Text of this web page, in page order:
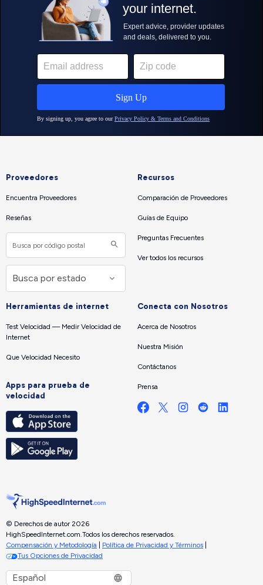
Proveedores
Encuentra Proveedores
Reseñas
Recursos
Comparación de Proveedores
Guías de Equipo
Preguntas Frecuentes
Ver todos los recursos
Herramientas de internet
Test Velocidad — Medir Velocidad de
Internet
Que Velocidad Necesito
Apps para prueba de
velocidad
Conecta con Nosotros
Acerca de Nosotros
Nuestra Misión
Contáctanos
Prensa
© Derechos de autor 2026
HighSpeedInternet.com.Todos los derechos reservados.
Compensación y Metodología
Política de Privacidad y Términos
Tus Opciones de Privacidad